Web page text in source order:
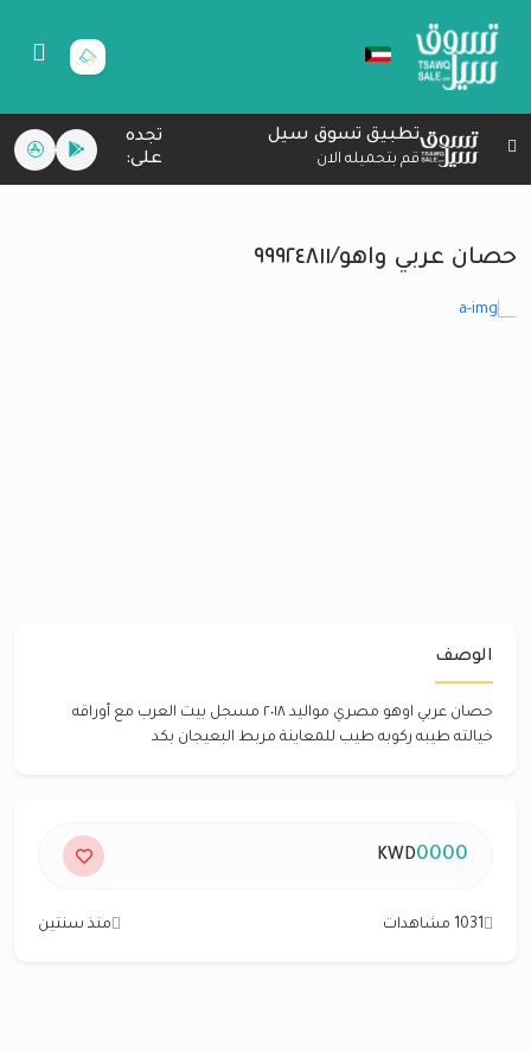
تطبيق تسوق سيل
قم بتحميله الان
تجده
على:
حصان عربي واهو/٩٩٩٢٤٨١١
الوصف
حصان عربي اوهو مصري مواليد ٢٠١٨ مسجل بيت العرب مع أوراقه
خيالته طيبه ركوبه طيب للمعاينة مربط البعيجان بكد
0000
KWD
1031 مشاهدات منذ سنتين